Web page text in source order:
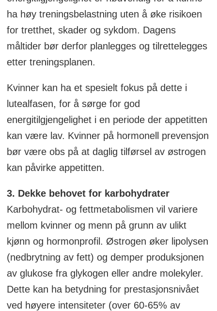
ha høy treningsbelastning uten å øke risikoen
for tretthet, skader og sykdom. Dagens
måltider bør derfor planlegges og tilrettelegges
etter treningsplanen.
Kvinner kan ha et spesielt fokus på dette i
lutealfasen, for å sørge for god
energitilgjengelighet i en periode der appetitten
kan være lav. Kvinner på hormonell prevensjon
bør være obs på at daglig tilførsel av østrogen
kan påvirke appetitten.
3. Dekke behovet for karbohydrater
Karbohydrat- og fettmetabolismen vil variere
mellom kvinner og menn på grunn av ulikt
kjønn og hormonprofil. Østrogen øker lipolysen
(nedbrytning av fett) og demper produksjonen
av glukose fra glykogen eller andre molekyler.
Dette kan ha betydning for prestasjonsnivået
ved høyere intensiteter (over 60-65% av